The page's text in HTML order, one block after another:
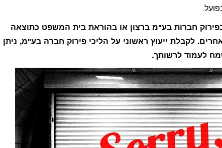
חברות בע"מ ברצון או בהוראת בית המשפט כתוצאה
לקבלת ייעוץ ראשוני על הליכי פירוק חברה בע"מ, ניתן